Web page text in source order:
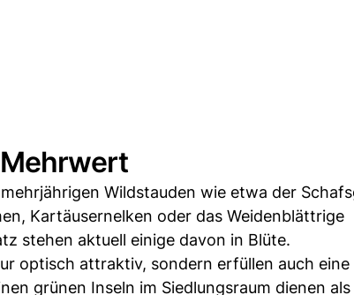
Wildstauden wie etwa der
Kartäusernelken oder das Weidenblättrige
stehen aktuell einige davon in Blüte.
optisch attraktiv, sondern erfüllen auch
grünen Inseln im Siedlungsraum dienen